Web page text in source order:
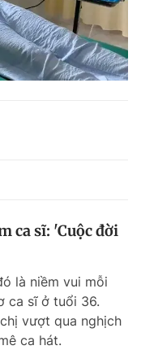
ca sĩ: 'Cuộc đời
là niềm vui mỗi
ca sĩ ở tuổi 36.
vượt qua nghịch
ca hát.